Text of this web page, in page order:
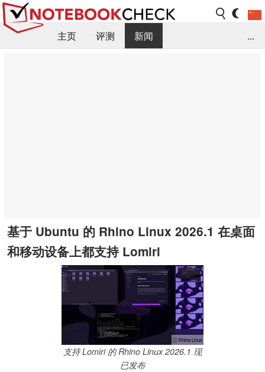
主页 评测
新闻
...
基于 Ubuntu 的 Rhino Linux 2026.1 在桌面
和移动设备上都支持 Lomiri
ⓘ Rhino Linux
支持 Lomiri 的 Rhino Linux 2026.1 现
已发布